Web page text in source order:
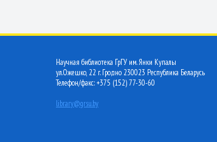
Научная библиотека ГрГУ им. Янки Купалы
ул.Ожешко, 22 г. Гродно 230023 Республика Беларусь
Телефон/факс: +375 (152) 77-30-60
library@grsu.by